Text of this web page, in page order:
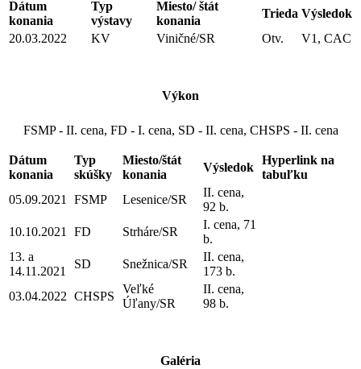
Dátum
konania
Typ
výstavy
Miesto/ štát
konania
Trieda Výsledok
20.03.2022
KV Viničné/SR Otv. V1, CAC
Výkon
FSMP - II. cena, FD - I. cena, SD - II. cena, CHSPS - II. cena
Dátum
konania
Typ
skúšky
Miesto/štát
konania
Výsledok
Hyperlink na
tabuľku
05.09.2021
FSMP Lesenice/SR
II. cena,
92 b.
10.10.2021
FD Strháre/SR
I. cena, 71
b.
13. a
14.11.2021
SD Snežnica/SR
II. cena,
173 b.
03.04.2022 CHSPS
Veľké
Úľany/SR
II. cena,
98 b.
Galéria